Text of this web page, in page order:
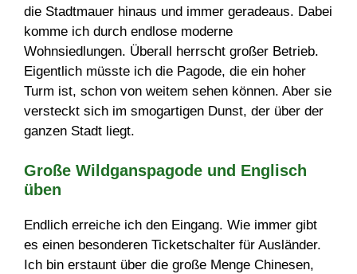
die Stadtmauer hinaus und immer geradeaus. Dabei
komme ich durch endlose moderne
Wohnsiedlungen. Überall herrscht großer Betrieb.
Eigentlich müsste ich die Pagode, die ein hoher
Turm ist, schon von weitem sehen können. Aber sie
versteckt sich im smogartigen Dunst, der über der
ganzen Stadt liegt.
Große Wildganspagode und Englisch
üben
Endlich erreiche ich den Eingang. Wie immer gibt
es einen besonderen Ticketschalter für Ausländer.
Ich bin erstaunt über die große Menge Chinesen,